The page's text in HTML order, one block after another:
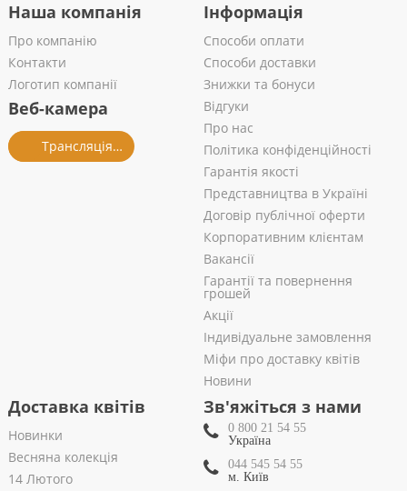
Наша компанія
Про компанію
Контакти
Логотип компанії
Веб-камера
Трансляція із салону
Інформація
Способи оплати
Способи доставки
Знижки та бонуси
Відгуки
Про нас
Політика конфіденційності
Гарантія якості
Представництва в Україні
Договір публічної оферти
Корпоративним клієнтам
Вакансії
Гарантії та повернення
грошей
Акції
Індивідуальне замовлення
Міфи про доставку квітів
Новини
Доставка квітів
Новинки
Весняна колекція
14 Лютого
Зв'яжіться з нами
0 800 21 54 55
Україна
044 545 54 55
м. Київ